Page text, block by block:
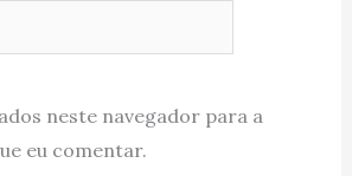
neste navegador para a
eu comentar.